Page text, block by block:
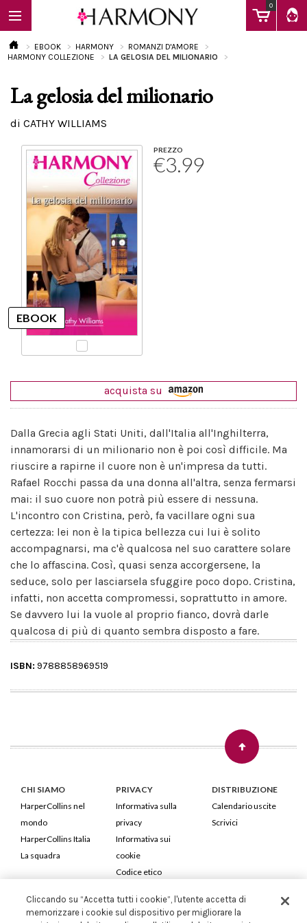
0
EBOOK
Calendario
EBOOK HARMONY
ROMANZI D'AMORE
HARMONY COLLEZIONE
LA GELOSIA DEL MILIONARIO
La gelosia del milionario
di CATHY WILLIAMS
PREZZO
€3.99
acquista su
Dalla Grecia agli Stati Uniti, dall'Italia all'Inghilterra,
innamorarsi di un milionario non è poi così difficile. Ma
riuscire a rapirne il cuore non è un'impresa da tutti.
Rafael Rocchi passa da una donna all'altra, senza fermarsi
mai: il suo cuore non potrà più essere di nessuna.
L'incontro con Cristina, però, fa vacillare ogni sua
certezza: lei non è la tipica bellezza cui lui è solito
accompagnarsi, ma c'è qualcosa nel suo carattere solare
che lo affascina. Così, quasi senza accorgersene, la
seduce, solo per lasciarsela sfuggire poco dopo. Cristina,
infatti, non accetta compromessi, soprattutto in amore.
Se davvero lui la vuole al proprio fianco, dovrà darle
qualcosa di più di quanto sembra disposto a fare.
ISBN: 9788858969519
CHI SIAMO
HarperCollins nel
mondo
HarperCollins Italia
La squadra
PRIVACY
Informativa sulla
privacy
Informativa sui
cookie
Codice etico
DISTRIBUZIONE
Calendario uscite
Scrivici
HarperCollins Italia S.p.A. Viale Monte Nero, 84 - 20135 Milano
Cliccando su “Accetta tutti i cookie”, l'utente accetta di
memorizzare i cookie sul dispositivo per migliorare la